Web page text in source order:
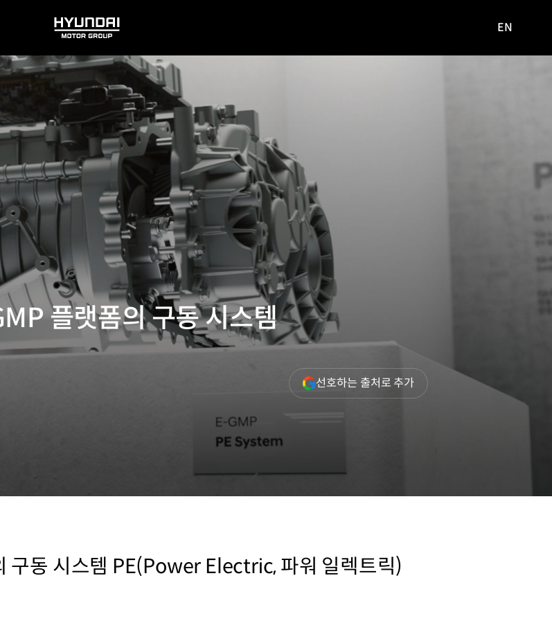
HYUNDAI
MOTOR
GROUP
사이트로
EN
플랫폼의 구동 시스템
선호하는 출처로 추가(새
창
구동 시스템 PE(Power Electric, 파워 일렉트릭)